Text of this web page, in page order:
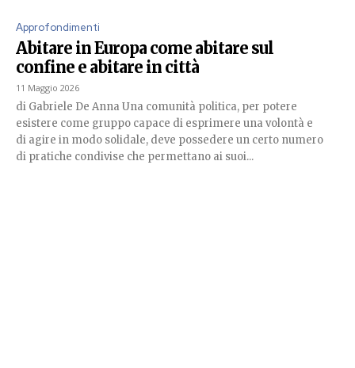
Approfondimenti
Abitare in Europa come abitare sul
confine e abitare in città
11 Maggio 2026
di Gabriele De Anna Una comunità politica, per potere
esistere come gruppo capace di esprimere una volontà e
di agire in modo solidale, deve possedere un certo numero
di pratiche condivise che permettano ai suoi...